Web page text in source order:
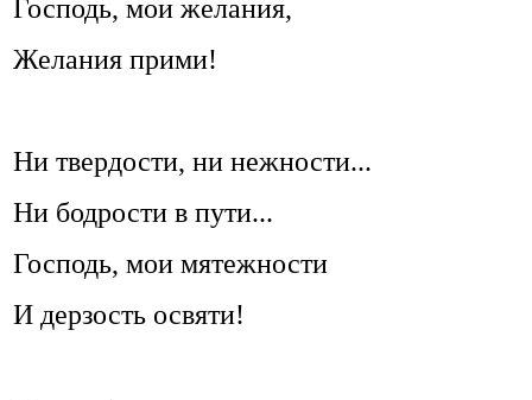
Господь, мои желания,
Желания прими!
Ни твердости, ни нежности...
Ни бодрости в пути...
Господь, мои мятежности
И дерзость освяти!